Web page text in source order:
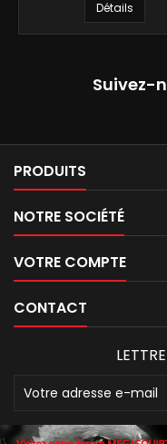
Détails
Suivez-
PRODUITS
NOTRE SOCIÉTÉ
VOTRE COMPTE
CONTACT